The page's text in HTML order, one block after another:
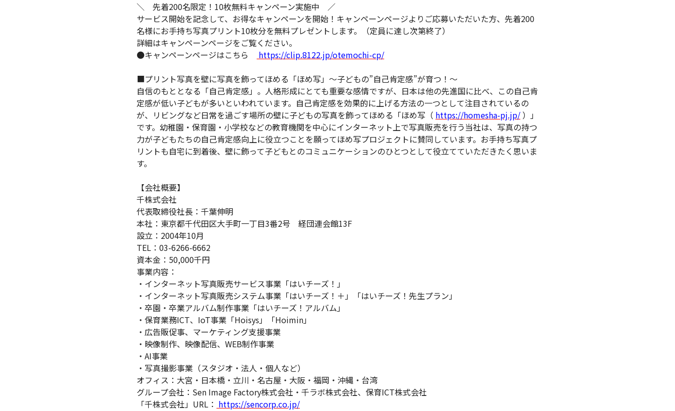
＼ 先着200名限定！10枚無料キャンペーン実施中 ／
サービス開始を記念して、お得なキャンペーンを開始！キャンペーンページよりご応募いただいた方、先着200
名様にお手持ち写真プリント10枚分を無料プレゼントします。（定員に達し次第終了）
詳細はキャンペーンページをご覧ください。
●キャンペーンページはこちら
https://clip.8122.jp/otemochi-cp/
■プリント写真を壁に写真を飾ってほめる「ほめ写」～子どもの”自己肯定感”が育つ！～
自信のもととなる「自己肯定感」。人格形成にとても重要な感情ですが、日本は他の先進国に比べ、この自己肯
定感が低い子どもが多いといわれています。自己肯定感を効果的に上げる方法の一つとして注目されているの
が、リビングなど日常を過ごす場所の壁に子どもの写真を飾ってほめる「ほめ写（ https://homesha-pj.jp/ ）」
です。幼稚園・保育園・小学校などの教育機関を中心にインターネット上で写真販売を行う当社は、写真の持つ
力が子どもたちの自己肯定感向上に役立つことを願ってほめ写プロジェクトに賛同しています。お手持ち写真プ
リントも自宅に到着後、壁に飾って子どもとのコミュニケーションのひとつとして役立てていただきたく思いま
す。
【会社概要】
千株式会社
代表取締役社長：千葉伸明
本社：東京都千代田区大手町一丁目3番2号 経団連会館13F
設立：2004年10月
TEL：03-6266-6662
資本金：50,000千円
事業内容：
・インターネット写真販売サービス事業「はいチーズ！」
・インターネット写真販売システム事業「はいチーズ！＋」「はいチーズ！先生プラン」
・卒園・卒業アルバム制作事業「はいチーズ！アルバム」
・保育業務ICT、IoT事業「Hoisys」「Hoimin」
・広告販促事、マーケティング支援事業
・映像制作、映像配信、WEB制作事業
・AI事業
・写真撮影事業（スタジオ・法人・個人など）
オフィス：大宮・日本橋・立川・名古屋・大阪・福岡・沖縄・台湾
グループ会社：Sen Image Factory株式会社・千ラボ株式会社、保育ICT株式会社
「千株式会社」URL： https://sencorp.co.jp/